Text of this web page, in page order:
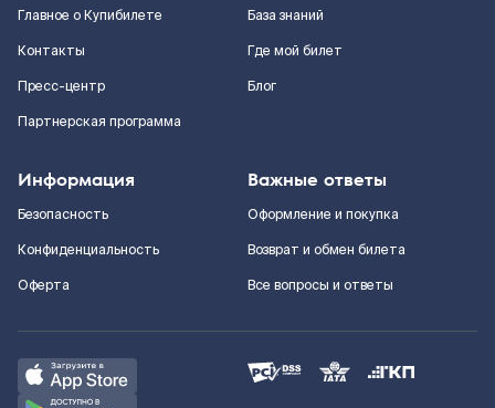
Главное о Купибилете
Контакты
Пресс-центр
Партнерская программа
База знаний
Где мой билет
Блог
Информация
Безопасность
Конфиденциальность
Оферта
Важные ответы
Оформление и покупка
Возврат и обмен билета
Все вопросы и ответы